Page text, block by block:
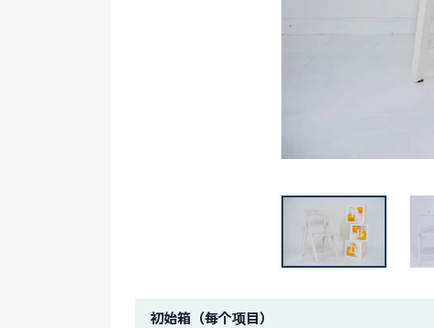
金额图像。
初始箱（每个项目）